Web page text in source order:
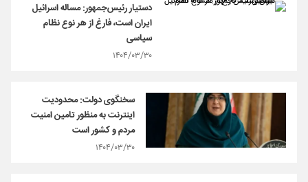
دستیار رئیس‌جمهور: مساله اسرائیل
ایران است، فارغ از هر نوع نظام
سیاسی
۱۴۰۴/۰۳/۳۰
سخنگوی دولت: محدودیت
اینترنت به منظور تامین امنیت
مردم و کشور است
۱۴۰۴/۰۳/۳۰